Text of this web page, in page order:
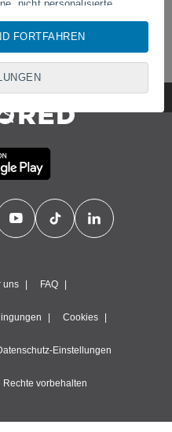
nicht personalisierte
die Installation von
Abonnement auf unsere
Ihren Besuch auf dieser
Einige Anbieter
Daten möglicherweise
Interesses, dem Sie
der Datenverarbeitung
Website auf "
Richtlinieklicken.
Daten zur Auswahl von
zur Auswahl
von Profilen zur
Kombinationen von Daten
FORTFAHREN
uns FAQ
Cookies
Einstellungen
vorbehalten